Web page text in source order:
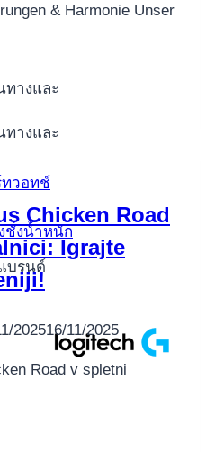
างและ
างและ
ทวอทช์
ชั่งน้ำหนัก
บรนด์
& Harmonie Unser
Chicken Road
Igrajte
202516/11/2025
Road v spletni